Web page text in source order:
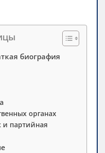
биография
органах
и партийная